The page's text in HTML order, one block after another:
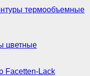
термообъемные
цветные
Facetten-Lack